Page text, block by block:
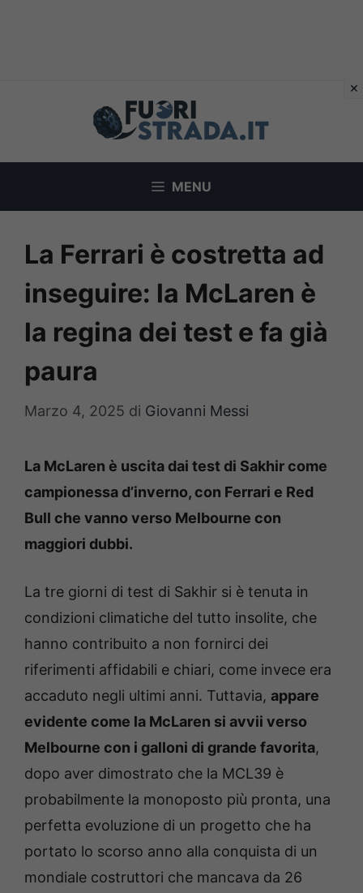
MENU
La Ferrari è costretta ad
inseguire: la McLaren è
la regina dei test e fa già
paura
Marzo 4, 2025 di Giovanni Messi
La McLaren è uscita dai test di Sakhir come
campionessa d’inverno, con Ferrari e Red
Bull che vanno verso Melbourne con
maggiori dubbi.
La tre giorni di test di Sakhir si è tenuta in
condizioni climatiche del tutto insolite, che
hanno contribuito a non fornirci dei
riferimenti affidabili e chiari, come invece era
accaduto negli ultimi anni. Tuttavia, appare
evidente come la McLaren si avvii verso
Melbourne con i galloni di grande favorita,
dopo aver dimostrato che la MCL39 è
probabilmente la monoposto più pronta, una
perfetta evoluzione di un progetto che ha
portato lo scorso anno alla conquista di un
mondiale costruttori che mancava da 26